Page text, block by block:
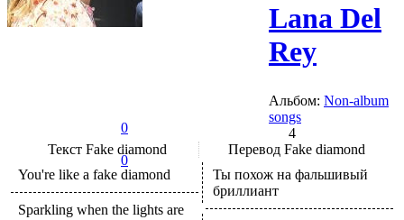
0
0
Lana Del
Rey
Альбом: Non-album
songs
4
Текст Fake diamond Перевод Fake diamond
You're like a fake diamond
Sparkling when the lights are
Ты похож на фальшивый
бриллиант